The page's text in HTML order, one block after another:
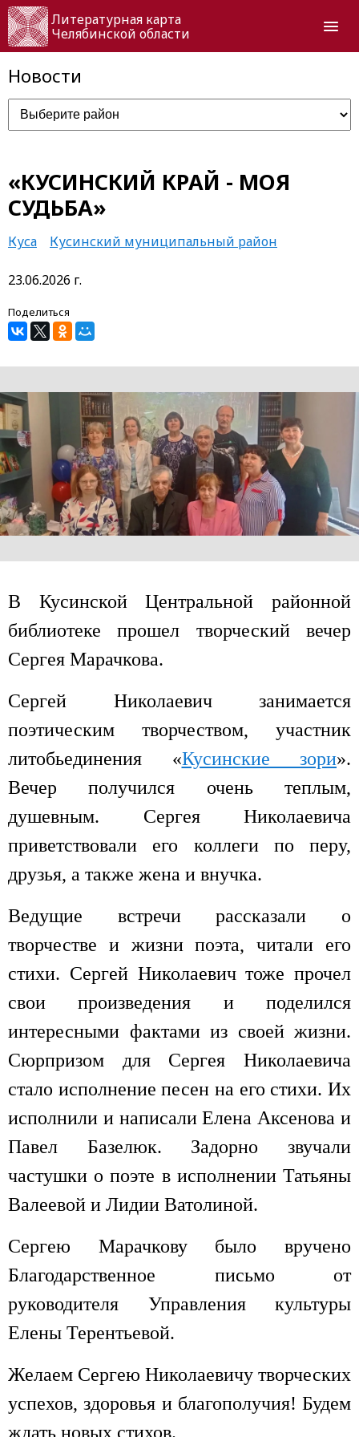
Литературная карта
Челябинской области
Новости
Поделиться
«КУСИНСКИЙ КРАЙ - МОЯ
СУДЬБА»
Куса Кусинский муниципальный район
23.06.2026 г.
В Кусинской Центральной районной
библиотеке прошел творческий вечер
Сергея Марачкова.
Сергей Николаевич занимается
поэтическим творчеством, участник
литобьединения «Кусинские зори».
Вечер получился очень теплым,
душевным. Сергея Николаевича
приветствовали его коллеги по перу,
друзья, а также жена и внучка.
Ведущие встречи рассказали о
творчестве и жизни поэта, читали его
стихи. Сергей Николаевич тоже прочел
свои произведения и поделился
интересными фактами из своей жизни.
Сюрпризом для Сергея Николаевича
стало исполнение песен на его стихи. Их
исполнили и написали Елена Аксенова и
Павел Базелюк. Задорно звучали
частушки о поэте в исполнении Татьяны
Валеевой и Лидии Ватолиной.
Сергею Марачкову было вручено
Благодарственное письмо от
руководителя Управления культуры
Елены Терентьевой.
Желаем Сергею Николаевичу творческих
успехов, здоровья и благополучия! Будем
ждать новых стихов.